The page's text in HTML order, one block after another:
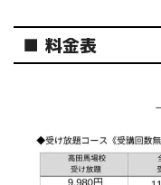
■ 料金表